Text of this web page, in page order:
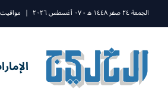
الجمعة ٢٤ صفر ١٤٤٨ ه - ٠٧ أغسطس ٢٠٢٦ |